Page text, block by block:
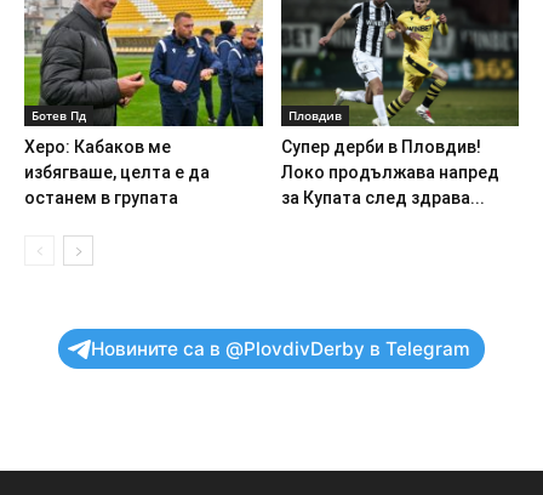
Ботев Пд
Херо: Кабаков ме
избягваше, целта е да
останем в групата
Пловдив
Супер дерби в Пловдив!
Локо продължава напред
за Купата след здрава...
Новините са в @PlovdivDerby в Telegram